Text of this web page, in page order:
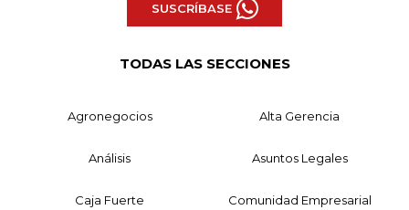
SUSCRÍBASE
TODAS LAS SECCIONES
Agronegocios Alta Gerencia
Análisis Asuntos Legales
Caja Fuerte Comunidad Empresarial